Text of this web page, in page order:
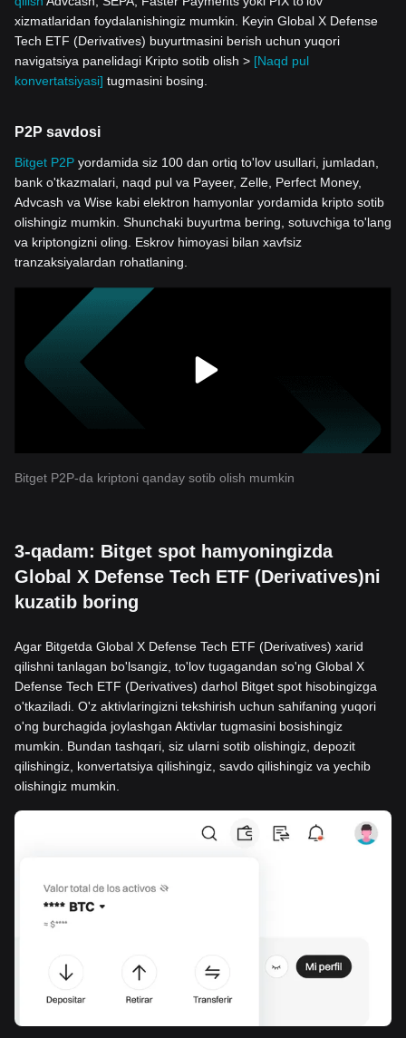
xizmatlaridan foydalanishingiz mumkin. Keyin Global X Defense
Tech ETF (Derivatives) buyurtmasini berish uchun yuqori
navigatsiya panelidagi Kripto sotib olish > [Naqd pul
konvertatsiyasi] tugmasini bosing.
P2P savdosi
Bitget P2P yordamida siz 100 dan ortiq to'lov usullari, jumladan,
bank o'tkazmalari, naqd pul va Payeer, Zelle, Perfect Money,
Advcash va Wise kabi elektron hamyonlar yordamida kripto sotib
olishingiz mumkin. Shunchaki buyurtma bering, sotuvchiga to'lang
va kriptongizni oling. Eskrov himoyasi bilan xavfsiz
tranzaksiyalardan rohatlaning.
Bitget P2P-da kriptoni qanday sotib olish mumkin
3-qadam: Bitget spot hamyoningizda
Global X Defense Tech ETF (Derivatives)ni
kuzatib boring
Agar Bitgetda Global X Defense Tech ETF (Derivatives) xarid
qilishni tanlagan bo'lsangiz, to'lov tugagandan so'ng Global X
Defense Tech ETF (Derivatives) darhol Bitget spot hisobingizga
o'tkaziladi. O'z aktivlaringizni tekshirish uchun sahifaning yuqori
o'ng burchagida joylashgan Aktivlar tugmasini bosishingiz
mumkin. Bundan tashqari, siz ularni sotib olishingiz, depozit
qilishingiz, konvertatsiya qilishingiz, savdo qilishingiz va yechib
olishingiz mumkin.